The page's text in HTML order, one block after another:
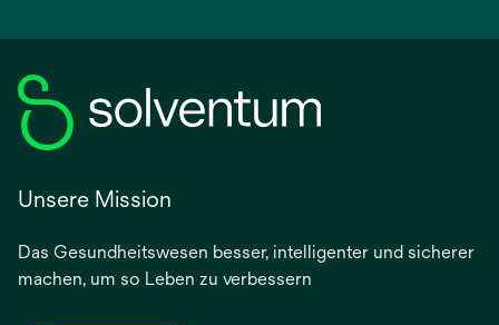
Unsere Mission
Das Gesundheitswesen besser, intelligenter und sicherer
machen, um so Leben zu verbessern